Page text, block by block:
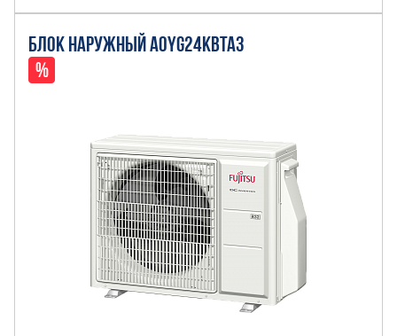
БЛОК НАРУЖНЫЙ AOYG24KBTA3